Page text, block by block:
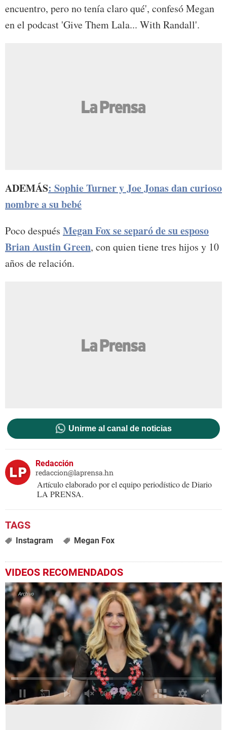
encuentro, pero no tenía claro qué', confesó Megan
en el podcast 'Give Them Lala... With Randall'.
ADEMÁS: Sophie Turner y Joe Jonas dan curioso
nombre a su bebé
Poco después Megan Fox se separó de su esposo
Brian Austin Green, con quien tiene tres hijos y 10
años de relación.
Unirme al canal de noticias
Redacción
redaccion@laprensa.hn
Artículo elaborado por el equipo periodístico de Diario
LA PRENSA.
Instagram Megan Fox
VIDEOS RECOMENDADOS